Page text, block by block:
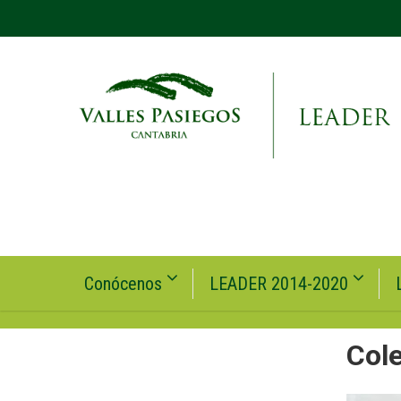
Conócenos LEADER 2014-2020